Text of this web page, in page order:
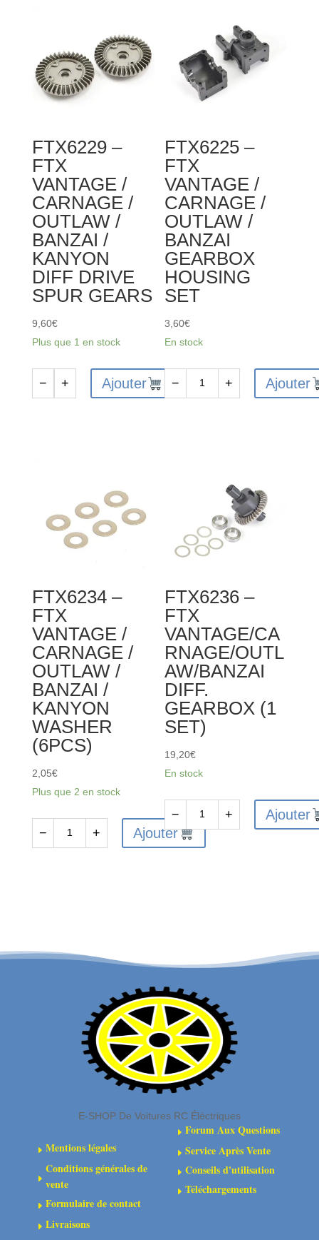
FTX6229 –
FTX
VANTAGE /
CARNAGE /
OUTLAW /
BANZAI /
KANYON
DIFF DRIVE
SPUR GEARS
9,60€
Plus que 1 en stock
CARNAGE
BANZAI
KANYON
DIFF
DRIVE
SPUR
GEARS
− + Ajouter
FTX6225 –
FTX
VANTAGE /
CARNAGE /
OUTLAW /
BANZAI
GEARBOX
HOUSING
SET
3,60€
En stock
CARNAGE
OUTLAW
BANZAI
GEARBOX
HOUSING
SET
− + Ajouter
FTX6234 –
FTX
VANTAGE /
CARNAGE /
OUTLAW /
BANZAI /
KANYON
WASHER
(6PCS)
2,05€
Plus que 2 en stock
/
− + Ajouter
FTX6236 –
FTX
VANTAGE/CA
RNAGE/OUTL
AW/BANZAI
DIFF.
GEARBOX (1
SET)
19,20€
En stock
de
(1
SET)
− + Ajouter
E-SHOP De Voitures RC Éléctriques
EMentions légales
E
Conditions générales de
vente
EFormulaire de contact
ELivraisons
E Forum Aux Questions
E Service Après Vente
E Conseils d'utilisation
E Téléchargements